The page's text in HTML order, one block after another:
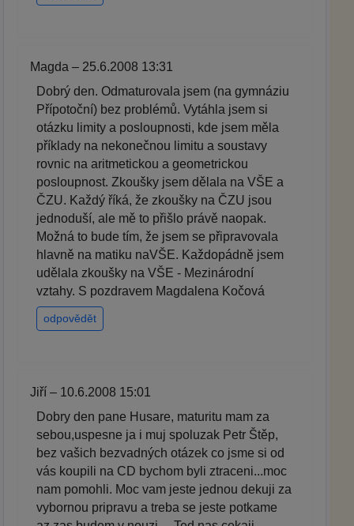
Magda – 25.6.2008 13:31
Dobrý den. Odmaturovala jsem (na gymnáziu
Přípotoční) bez problémů. Vytáhla jsem si
otázku limity a posloupnosti, kde jsem měla
příklady na nekonečnou limitu a soustavy
rovnic na aritmetickou a geometrickou
posloupnost. Zkoušky jsem dělala na VŠE a
ČZU. Každý říká, že zkoušky na ČZU jsou
jednoduší, ale mě to přišlo právě naopak.
Možná to bude tím, že jsem se připravovala
hlavně na matiku naVŠE. Každopádně jsem
udělala zkoušky na VŠE - Mezinárodní
vztahy. S pozdravem Magdalena Kočová
odpovědět
Jiří – 10.6.2008 15:01
Dobry den pane Husare, maturitu mam za
sebou,uspesne ja i muj spoluzak Petr Štěp,
bez vašich bezvadných otázek co jsme si od
vás koupili na CD bychom byli ztraceni...moc
nam pomohli. Moc vam jeste jednou dekuji za
vybornou pripravu a treba se jeste potkame